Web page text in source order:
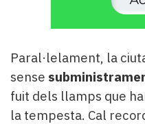
Paral·lelament, la
sense
fuit dels llamps que
la tempesta. Cal